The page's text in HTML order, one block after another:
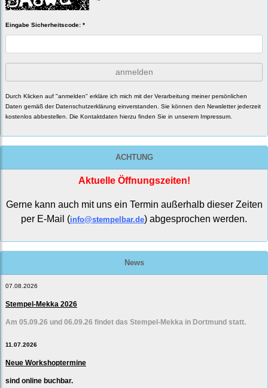
Eingabe Sicherheitscode: *
anmelden
Durch Klicken auf "anmelden" erkläre ich mich mit der Verarbeitung meiner persönlichen
Daten gemäß der Datenschutzerklärung einverstanden. Sie können den Newsletter jederzeit
kostenlos abbestellen. Die Kontaktdaten hierzu finden Sie in unserem Impressum.
ACHTUNG
Aktuelle Öffnungszeiten!
Gerne kann auch mit uns ein Termin außerhalb dieser Zeiten
per E-Mail (info@stempelbar.de) abgesprochen werden.
News
07.08.2026
Stempel-Mekka 2026
Am 05.09.26 und 06.09.26 findet das Stempel-Mekka in Dortmund statt.
11.07.2026
Neue Workshoptermine
sind online buchbar.